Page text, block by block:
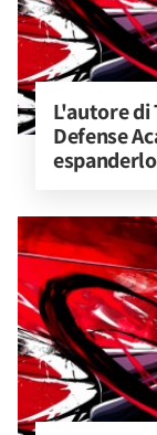
L'autore di
Defense